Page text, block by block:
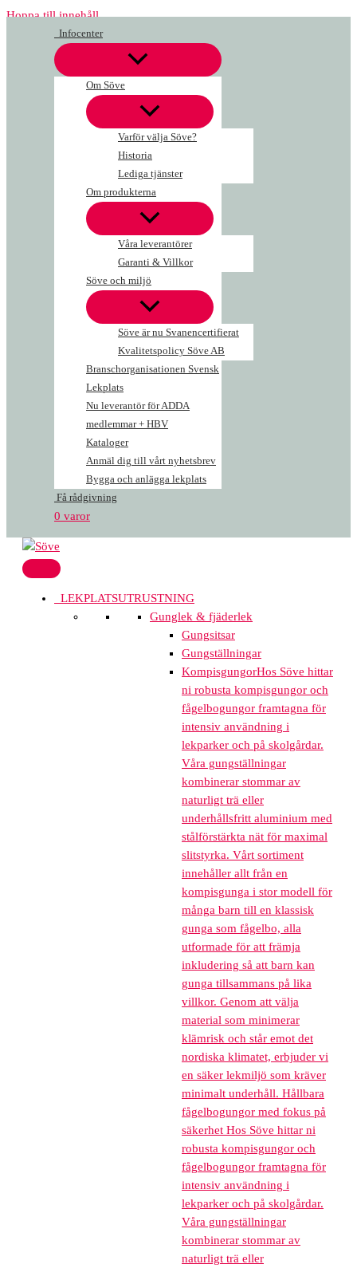
Hoppa till innehåll
Infocenter
Om Söve
Varför välja Söve?
Historia
Lediga tjänster
Om produkterna
Våra leverantörer
Garanti & Villkor
Söve och miljö
Söve är nu Svanencertifierat
Kvalitetspolicy Söve AB
Branschorganisationen Svensk
Lekplats
Nu leverantör för ADDA
medlemmar + HBV
Kataloger
Anmäl dig till vårt nyhetsbrev
Bygga och anlägga lekplats
Få rådgivning
0 varor
LEKPLATSUTRUSTNING
Gunglek & fjäderlek
Gungsitsar
Gungställningar
KompisgungorHos Söve hittar
ni robusta kompisgungor och
fågelbogungor framtagna för
intensiv användning i
lekparker och på skolgårdar.
Våra gungställningar
kombinerar stommar av
naturligt trä eller
underhållsfritt aluminium med
stålförstärkta nät för maximal
slitstyrka. Vårt sortiment
innehåller allt från en
kompisgunga i stor modell för
många barn till en klassisk
gunga som fågelbo, alla
utformade för att främja
inkludering så att barn kan
gunga tillsammans på lika
villkor. Genom att välja
material som minimerar
klämrisk och står emot det
nordiska klimatet, erbjuder vi
en säker lekmiljö som kräver
minimalt underhåll. Hållbara
fågelbogungor med fokus på
säkerhet Hos Söve hittar ni
robusta kompisgungor och
fågelbogungor framtagna för
intensiv användning i
lekparker och på skolgårdar.
Våra gungställningar
kombinerar stommar av
naturligt trä eller